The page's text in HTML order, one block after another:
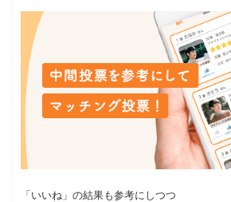
「いいね」の結果も参考にしつつ